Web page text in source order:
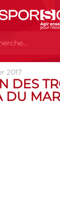
Trophées
Sportif
2017
DES
DU